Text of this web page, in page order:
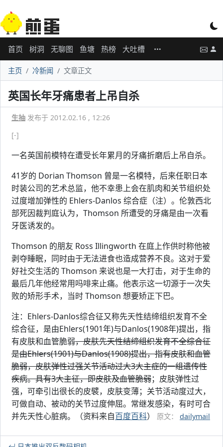
首页 树洞 无聊图 鱼塘 热榜 大吐槽
主页 冷新闻 文章正文
英国长年牙痛患者上吊自杀
生抽 发布于 2012.02.16 , 12:26
[-]
一名英国前模特在遭受长年累月的牙痛折磨后上吊自杀。
41岁的 Dorian Thomson 曾是一名模特，后来任职日本
时装公司的艺术总监，他不幸患上会在肌肉和关节组织处
过度增加弹性的 Ehlers-Danlos 综合症（注）。伦敦西北
部死因裁判庭认为，Thomson 所遭受的牙痛是由一次看
牙医诱发的。
Thomson 的朋友 Ross Illingworth 在庭上作供时称他被
剥夺睡眠，同时由于无法进食也造成营养不良。这对于爱
好社交生活的 Thomson 来说也是一大打击，对于生命的
最后几年他经常用吗啡来止痛。他表示这一切源于一次失
败的矫形手术，当时 Thomson 想要矫正下巴。
注：Ehlers-Danlos综合征又称先天性结缔组织发育不全
综合征，是由Ehlers(1901年)与Danlos(1908年)提出，指
有皮肤和血管脆弱，皮肤先天性结缔组织发育不全综合征
是由Ehlers(1901)与Danlos(1908)提出，指有皮肤和血管
脆弱，皮肤弹性过强关节活动过大3大主症的一组遗传性
疾病。具有3大主征，即皮肤及血管脆弱；皮肤弹性过
强，可牵引出很长的皮襞，皮肤变薄；关节活动度过大，
可做自动、被动的关节过度伸屈。常继发感染，有时可合
并先天性心脏病。（资料来自百度百科） 原文： dailymail